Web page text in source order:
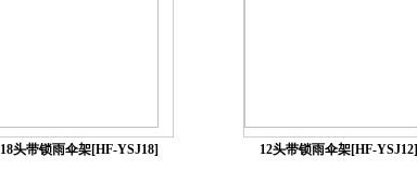
18头带锁雨伞架[HF-YSJ18] 12头带锁雨伞架[HF-YSJ12]